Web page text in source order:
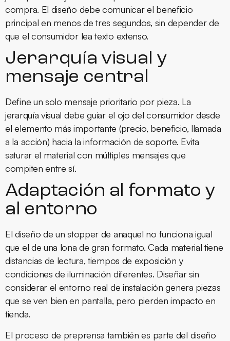
compra. El diseño debe comunicar el beneficio
principal en menos de tres segundos, sin depender de
que el consumidor lea texto extenso.
Jerarquía visual y
mensaje central
Define un solo mensaje prioritario por pieza. La
jerarquía visual debe guiar el ojo del consumidor desde
el elemento más importante (precio, beneficio, llamada
a la acción) hacia la información de soporte. Evita
saturar el material con múltiples mensajes que
compiten entre sí.
Adaptación al formato y
al entorno
El diseño de un stopper de anaquel no funciona igual
que el de una lona de gran formato. Cada material tiene
distancias de lectura, tiempos de exposición y
condiciones de iluminación diferentes. Diseñar sin
considerar el entorno real de instalación genera piezas
que se ven bien en pantalla, pero pierden impacto en
tienda.
El proceso de preprensa también es parte del diseño